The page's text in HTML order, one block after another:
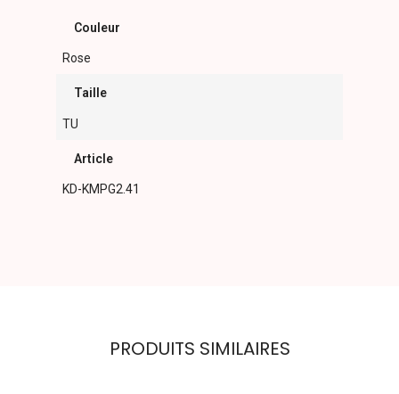
Couleur
Rose
Taille
TU
Article
KD-KMPG2.41
PRODUITS SIMILAIRES